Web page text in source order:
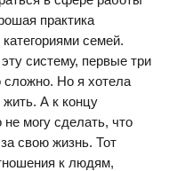
практика
семей.
систему, первые три
сложно. Но я хотела
жить. А к концу
не могу сделать, что
свою жизнь. Тот
к людям,